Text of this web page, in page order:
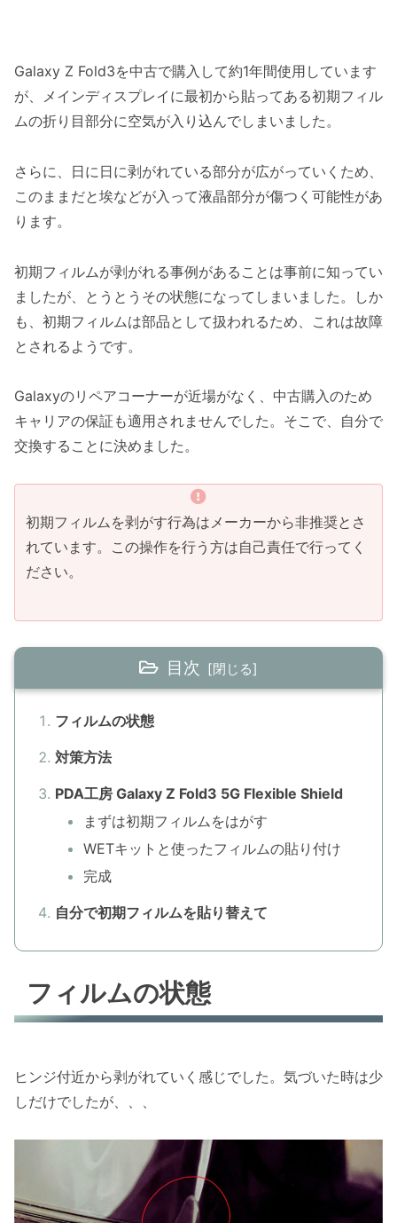
Galaxy Z Fold3を中古で購入して約1年間使用しています
が、メインディスプレイに最初から貼ってある初期フィル
ムの折り目部分に空気が入り込んでしまいました。
さらに、日に日に剥がれている部分が広がっていくため、
このままだと埃などが入って液晶部分が傷つく可能性があ
ります。
初期フィルムが剥がれる事例があることは事前に知ってい
ましたが、とうとうその状態になってしまいました。しか
も、初期フィルムは部品として扱われるため、これは故障
とされるようです。
Galaxyのリペアコーナーが近場がなく、中古購入のため
キャリアの保証も適用されませんでした。そこで、自分で
交換することに決めました。
初期フィルムを剥がす行為はメーカーから非推奨とさ
れています。この操作を行う方は自己責任で行ってく
ださい。
目次
フィルムの状態
対策方法
PDA工房 Galaxy Z Fold3 5G Flexible Shield
まずは初期フィルムをはがす
WETキットと使ったフィルムの貼り付け
完成
自分で初期フィルムを貼り替えて
フィルムの状態
ヒンジ付近から剥がれていく感じでした。気づいた時は少
しだけでしたが、、、